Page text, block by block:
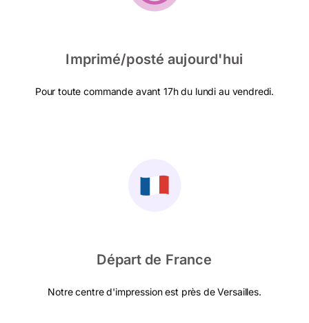
Imprimé/posté aujourd'hui
Pour toute commande avant 17h du lundi au vendredi.
Départ de France
Notre centre d'impression est près de Versailles.